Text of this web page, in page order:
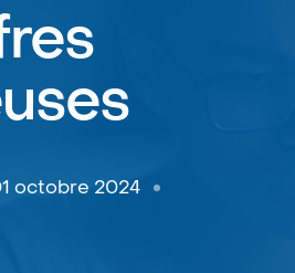
octobre 2024